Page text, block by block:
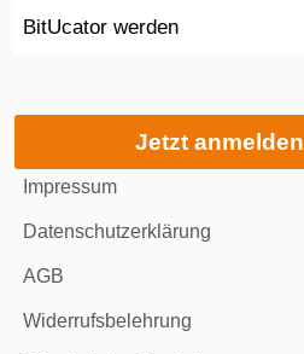
BitUcator werden
Jetzt anmelden
Impressum
Datenschutzerklärung
AGB
Widerrufsbelehrung